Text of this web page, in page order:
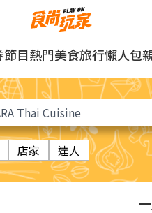
節目熱門美食旅行懶人包
店家 達人